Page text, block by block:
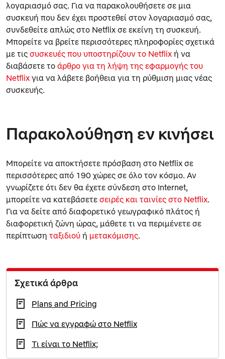
λογαριασμό σας. Για να παρακολουθήσετε σε μια
συσκευή που δεν έχει προστεθεί στον λογαριασμό σας,
συνδεθείτε απλώς στο Netflix σε εκείνη τη συσκευή.
Μπορείτε να βρείτε περισσότερες πληροφορίες σχετικά
με τις συσκευές που υποστηρίζουν το Netflix ή να
διαβάσετε το άρθρο για τη λήψη της εφαρμογής του
Netflix για να λάβετε βοήθεια για τη ρύθμιση μιας νέας
συσκευής.
Παρακολούθηση εν κινήσει
Μπορείτε να αποκτήσετε πρόσβαση στο Netflix σε
περισσότερες από 190 χώρες σε όλο τον κόσμο. Αν
γνωρίζετε ότι δεν θα έχετε σύνδεση στο Internet,
μπορείτε να κατεβάσετε σειρές και ταινίες στο Netflix.
Για να δείτε από διαφορετικό γεωγραφικό πλάτος ή
διαφορετική ζώνη ώρας, μάθετε τι να περιμένετε σε
περίπτωση ταξιδιού ή μετακόμισης.
Σχετικά άρθρα
Plans and Pricing
Πώς να εγγραφώ στο Netflix
Τι είναι το Netflix;